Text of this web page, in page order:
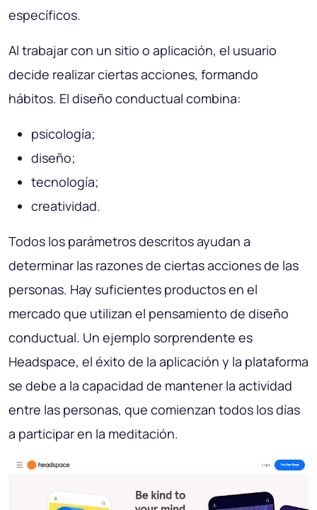
específicos.
Al trabajar con un sitio o aplicación, el usuario
decide realizar ciertas acciones, formando
hábitos. El diseño conductual combina:
psicología;
diseño;
tecnología;
creatividad.
Todos los parámetros descritos ayudan a
determinar las razones de ciertas acciones de las
personas. Hay suficientes productos en el
mercado que utilizan el pensamiento de diseño
conductual. Un ejemplo sorprendente es
Headspace, el éxito de la aplicación y la plataforma
se debe a la capacidad de mantener la actividad
entre las personas, que comienzan todos los días
a participar en la meditación.